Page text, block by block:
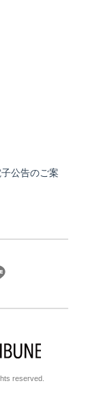
公告のご案
reserved.